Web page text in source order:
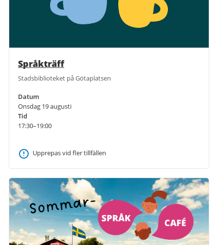
Språkträff
Stadsbiblioteket på Götaplatsen
Datum
Onsdag 19 augusti
Tid
17:30–19:00
Upprepas vid fler tillfällen